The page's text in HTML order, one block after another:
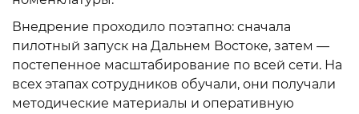
Внедрение проходило поэтапно: сначала
пилотный запуск на Дальнем Востоке, затем —
постепенное масштабирование по всей сети. На
всех этапах сотрудников обучали, они получали
методические материалы и оперативную